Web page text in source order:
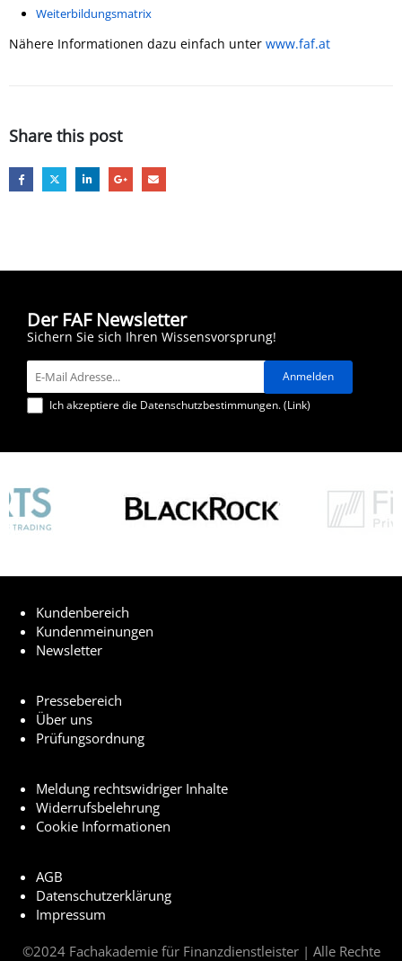
Weiterbildungsmatrix
Nähere Informationen dazu einfach unter www.faf.at
Share this post
Der FAF Newsletter
Sichern Sie sich Ihren Wissensvorsprung!
Ich akzeptiere die Datenschutzbestimmungen. (Link)
Kundenbereich
Kundenmeinungen
Newsletter
Pressebereich
Über uns
Prüfungsordnung
Meldung rechtswidriger Inhalte
Widerrufsbelehrung
Cookie Informationen
AGB
Datenschutzerklärung
Impressum
©2024 Fachakademie für Finanzdienstleister | Alle Rechte